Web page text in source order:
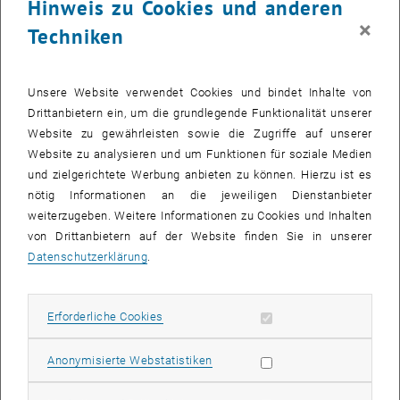
zur Rückgewinnung von Kunststoffen und Papier durch
mechanische und sensorbasierte Sortiertechnik.
Müllverbrennungsanlagen (MVAs) durch und versuchen in weiterer
Folge im Technikumsmaßstab, recyclingfähige Glas- und
Mineralikfraktionen herzustellen.
Studentische wissenschaftliche Mitarbeiter*innen (aktuell
und ehemalige)
Zusätzlich zur Mitarbeit bei den verschiedenen Sortierkampagnen
und Aufbereitungsversuchen beschäftigen sich unsere studentische
Mitarbeiter*innen mit speziellen wissenschaftlichen
Lucas Eder, öffnet eine externe URL in einem neuen Fenster
bereitet Restmüllproben für die Bestimmung von
Heizwerten auf.
Constantin Rodas Reyna, öffnet eine externe URL in einem neuen
führt Untersuchungen zur Rückgewinnung
von Glas aus Müllverbrennungs-Bettaschen durch.
Hinweis zu Cookies und anderen
Techniken
×
Unsere Website verwendet Cookies und bindet Inhalte von
Drittanbietern ein, um die grundlegende Funktionalität unserer
Website zu gewährleisten sowie die Zugriffe auf unserer
Website zu analysieren und um Funktionen für soziale Medien
und zielgerichtete Werbung anbieten zu können. Hierzu ist es
nötig Informationen an die jeweiligen Dienstanbieter
weiterzugeben. Weitere Informationen zu Cookies und Inhalten
von Drittanbietern auf der Website finden Sie in unserer
Datenschutzerklärung.
Erforderliche Cookies Erforderliche Cookies zulassen
Anonymisierte WebstatistikenStatistik Cookies zulassen